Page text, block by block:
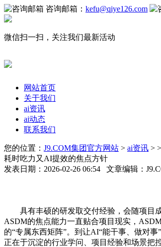
咨询邮箱： kefu@qiye126.com
微信扫一扫，关注我们最新活动
网站首页
关于我们
ai资讯
ai动态
联系我们
您的位置： J9.COM集团官方网站 > ai资讯 > >
耗时吃力又AI提效的焦点方针
发表日期：2026-02-26 06:54 文章编辑：
具有丰硕的研发取交付经验，会随项目成
ASDM的焦点能力一直贴合项目现实，
的“专属东西矩阵”。到让AI“能干事、做对
正在于沉淀的行业学问、项目经验和场景把